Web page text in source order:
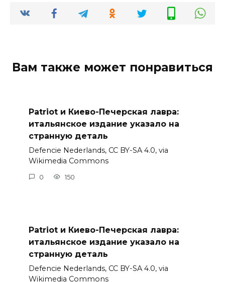
Вам также может понравиться
Patriot и Киево-Печерская лавра:
итальянское издание указало на
странную деталь
Defencie Nederlands, CC BY-SA 4.0, via
Wikimedia Commons
0 150
Patriot и Киево-Печерская лавра:
итальянское издание указало на
странную деталь
Defencie Nederlands, CC BY-SA 4.0, via
Wikimedia Commons